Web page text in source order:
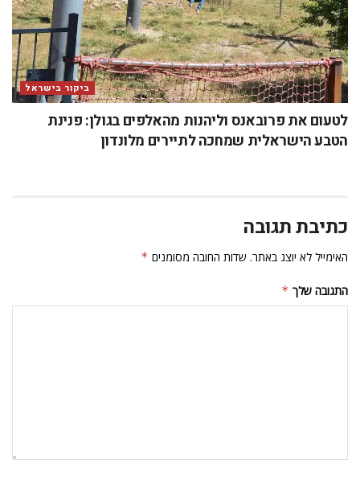
ביקור בישראל
לטעום את פרובאנס וליהנות מהאלפים בגולן: פנינת
הטבע הישראלית שמחכה לתיירים מלונדון
כתיבת תגובה
האימייל לא יוצג באתר. שדות החובה מסומנים *
התגובה שלך *